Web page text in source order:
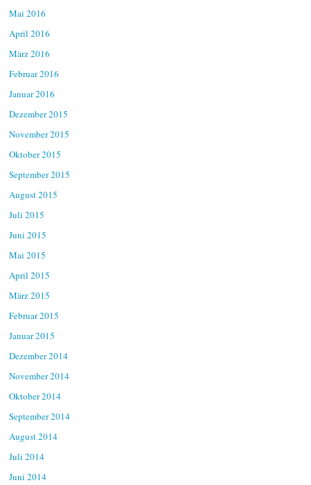
Mai 2016
April 2016
März 2016
Februar 2016
Januar 2016
Dezember 2015
November 2015
Oktober 2015
September 2015
August 2015
Juli 2015
Juni 2015
Mai 2015
April 2015
März 2015
Februar 2015
Januar 2015
Dezember 2014
November 2014
Oktober 2014
September 2014
August 2014
Juli 2014
Juni 2014